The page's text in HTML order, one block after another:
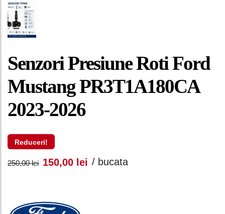
Senzori Presiune Roti Ford
Mustang PR3T1A180CA
2023-2026
Reduceri!
250,00lei Prețul
a
150,00 lei Prețul
/ bucata